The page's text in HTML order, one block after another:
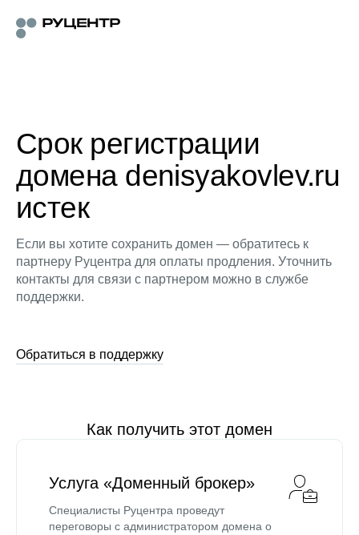
Срок регистрации
домена denisyakovlev.ru
истек
Если вы хотите сохранить домен — обратитесь к
партнеру Руцентра для оплаты продления. Уточнить
контакты для связи с партнером можно в службе
поддержки.
Обратиться в поддержку
Как получить этот домен
Услуга «Доменный брокер»
Специалисты Руцентра проведут
переговоры с администратором домена о